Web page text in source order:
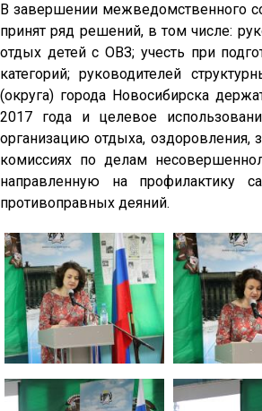
В завершении межведомственного
принят ряд решений, в том числе:
отдых детей с ОВЗ; учесть при
категорий; руководителей
(округа) города Новосибирска
2017 года и целевое
организацию отдыха, оздоровления,
комиссиях по делам
направленную на профилактику
противоправных деяний.